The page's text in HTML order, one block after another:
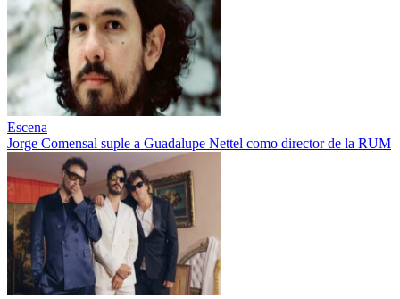
Escena
Jorge Comensal suple a Guadalupe Nettel como director de la RUM